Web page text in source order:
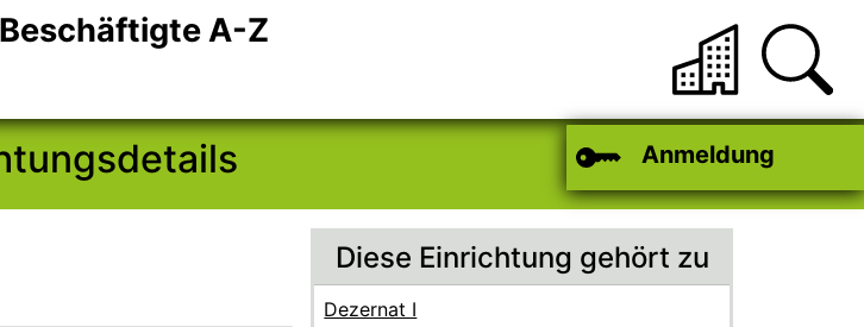
Zum Header
Zum Hauptinhalt
Zum Footer
Beschäftigte A-Z
Anmeldung
Diese Einrichtung gehört zu
Dezernat I